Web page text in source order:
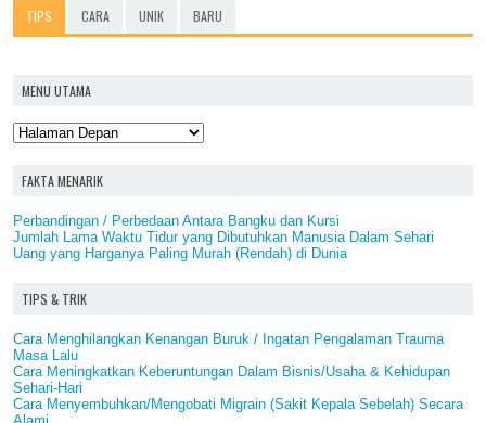
TIPS CARA UNIK BARU
MENU UTAMA
FAKTA MENARIK
Perbandingan / Perbedaan Antara Bangku dan Kursi
Jumlah Lama Waktu Tidur yang Dibutuhkan Manusia Dalam Sehari
Uang yang Harganya Paling Murah (Rendah) di Dunia
TIPS & TRIK
Cara Menghilangkan Kenangan Buruk / Ingatan Pengalaman Trauma
Masa Lalu
Cara Meningkatkan Keberuntungan Dalam Bisnis/Usaha & Kehidupan
Sehari-Hari
Cara Menyembuhkan/Mengobati Migrain (Sakit Kepala Sebelah) Secara